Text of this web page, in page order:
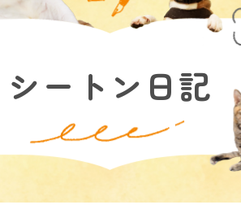
シートン日記